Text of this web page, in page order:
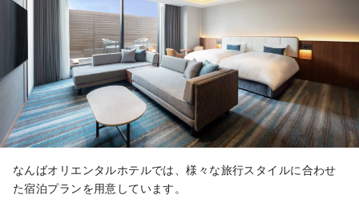
なんばオリエンタルホテルでは、様々な旅行スタイルに合わせ
た宿泊プランを用意しています。